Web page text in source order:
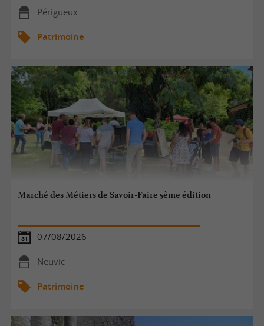
Périgueux
Patrimoine
Marché des Métiers de Savoir-Faire 5ème édition
07/08/2026
Neuvic
Patrimoine